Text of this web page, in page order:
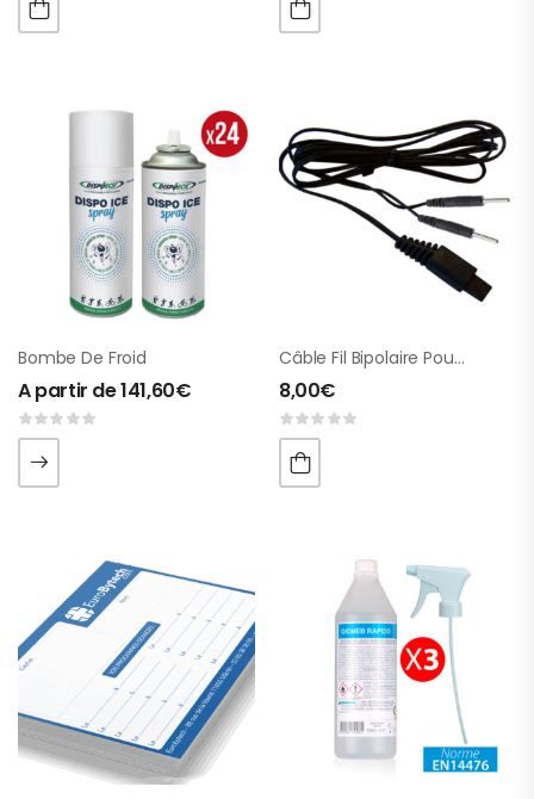
Bombe De Froid
A partir de141,60€
Câble Fil Bipolaire Pour Schwa-Medico
8,00€